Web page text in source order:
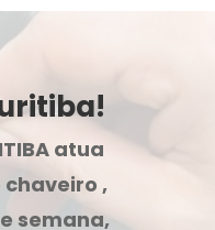
atua
,
semana,